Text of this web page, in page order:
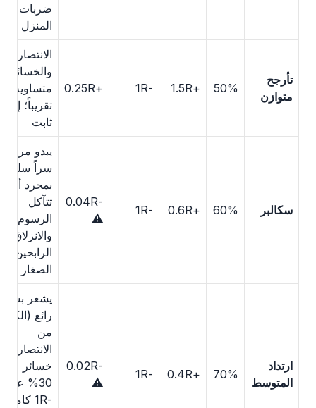
ضربات
المنزل
تأرجح
متوازن
50%
+1.5R
-1R
+0.25R
الانتصارات
والخسائر
متساوية
تقريباً؛
ثابت
سكالبر 60%
+0.6R
-1R
-0.04R
⚠️
يبدو مربحاً؛
سراً سلبي
بمجرد أن
تتآكل
الرسوم
والانزلاق
الرابحين
الصغار
ارتداد
المتوسط
70%
+0.4R
-1R
-0.02R
⚠️
يشعر
رائع (الكثير
من
خسائر
30% عند
-1R كاملة